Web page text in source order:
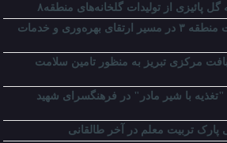
کارگاه امانی و ماشین‌آلات منطقه ۳ در مسیر ارتقای بهره‌وری و خدمات
در ۲۱ معبر بافت مرکزی تبریز به منظور تامین سلامت
با شیر مادر" در فرهنگسرای شهید